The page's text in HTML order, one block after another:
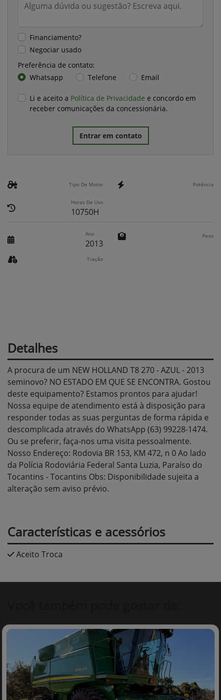
Financiamento?
Negociar usado
Preferência de contato:
Whatsapp
Telefone Email
Li e aceito a Política de Privacidade e concordo em
receber comunicações da concessionária.
Entrar em contato
Tipo De Motor Potência
Horas De Uso
10750H
Ano
2013
Peso
Tração
Detalhes
A procura de um NEW HOLLAND T8 270 - AZUL - 2013
seminovo? NO ESTADO EM QUE SE ENCONTRA. Gostou
deste equipamento? Estamos prontos para ajudar!
Nossa equipe de atendimento está à disposição para
responder todas as suas perguntas de forma rápida e
descomplicada através do WhatsApp (63) 99228-1474.
Ou se preferir, faça-nos uma visita pessoalmente.
Nosso Endereço: Rodovia BR 153, KM 472, n 0 Ao lado
da Polícia Rodoviária Federal Santa Luzia, Paraíso do
Tocantins - Tocantins Obs: Disponibilidade sujeita a
alteração sem aviso prévio.
Características e acessórios
Aceito Troca